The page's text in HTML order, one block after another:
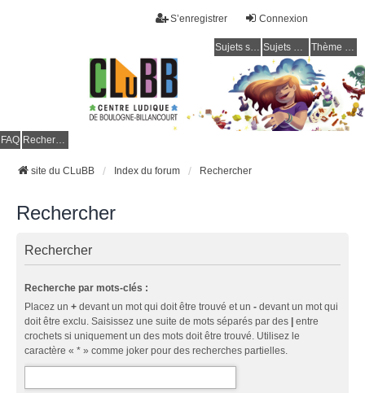
Connexion
S’enregistrer
Sujets sans réponse Sujets actifs Thème clair / foncé
FAQ Rechercher
site du CLuBB Index du forum Rechercher
Rechercher
Rechercher
Recherche par mots-clés :
Placez un + devant un mot qui doit être trouvé et un - devant un mot qui
doit être exclu. Saisissez une suite de mots séparés par des | entre
crochets si uniquement un des mots doit être trouvé. Utilisez le
caractère « * » comme joker pour des recherches partielles.